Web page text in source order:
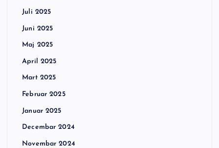
Juli 2025
Juni 2025
Maj 2025
April 2025
Mart 2025
Februar 2025
Januar 2025
Decembar 2024
Novembar 2024